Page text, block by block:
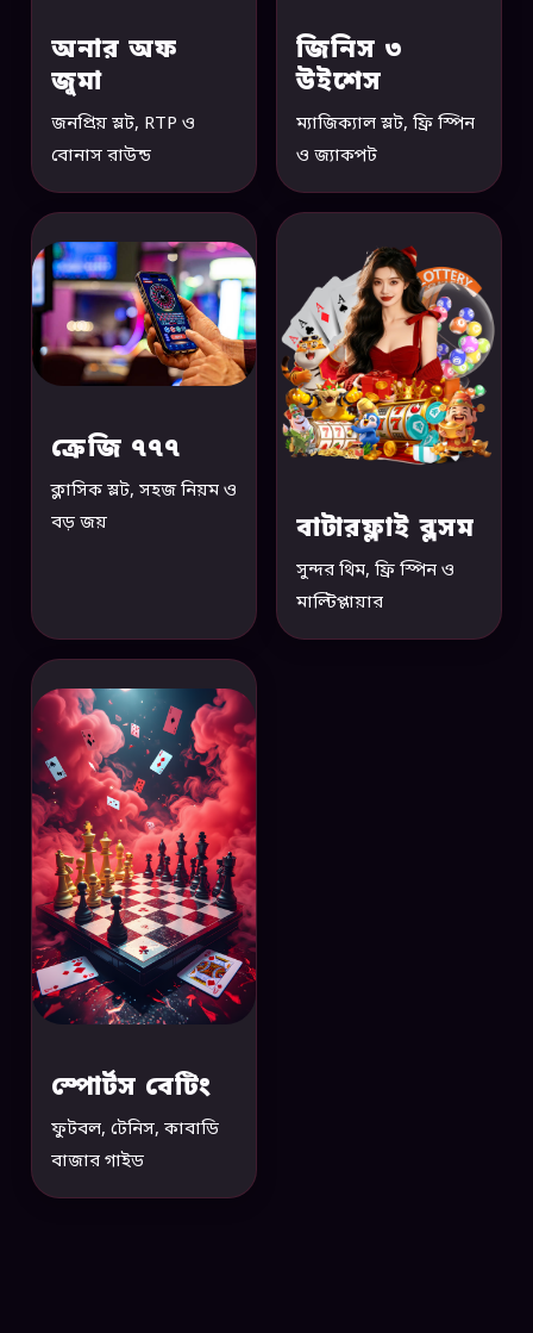
অনার অফ
জুমা
জনপ্রিয় স্লট, RTP ও
বোনাস রাউন্ড
জিনিস ৩
উইশেস
ম্যাজিক্যাল স্লট, ফ্রি স্পিন
ও জ্যাকপট
ক্রেজি ৭৭৭
ক্লাসিক স্লট, সহজ নিয়ম ও
বড় জয়
বাটারফ্লাই ব্লসম
সুন্দর থিম, ফ্রি স্পিন ও
মাল্টিপ্লায়ার
স্পোর্টস বেটিং
ফুটবল, টেনিস, কাবাডি
বাজার গাইড